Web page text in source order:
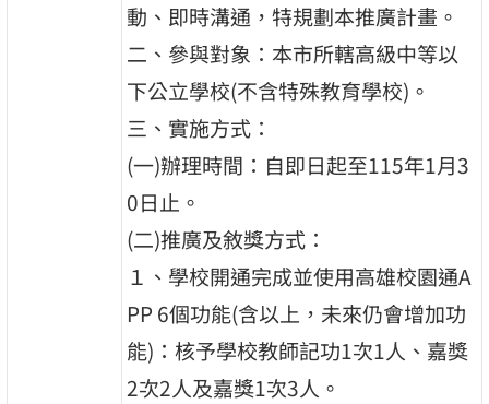
動、即時溝通，特規劃本推廣計畫。
二、參與對象：本市所轄高級中等以
下公立學校(不含特殊教育學校)。
三、實施方式：
(一)辦理時間：自即日起至115年1月3
0日止。
(二)推廣及敘獎方式：
１、學校開通完成並使用高雄校園通A
PP 6個功能(含以上，未來仍會增加功
能)：核予學校教師記功1次1人、嘉獎
2次2人及嘉獎1次3人。